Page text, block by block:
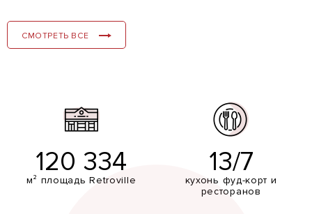
СМОТРЕТЬ ВСЕ
120 334
м² площадь Retroville
13/7
кухонь фуд-корт и
ресторанов